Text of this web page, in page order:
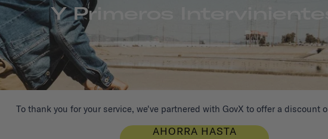
Y Primeros Intervinientes
To thank you for your service, we've partnered with GovX to offer a discount
AHORRA HASTA